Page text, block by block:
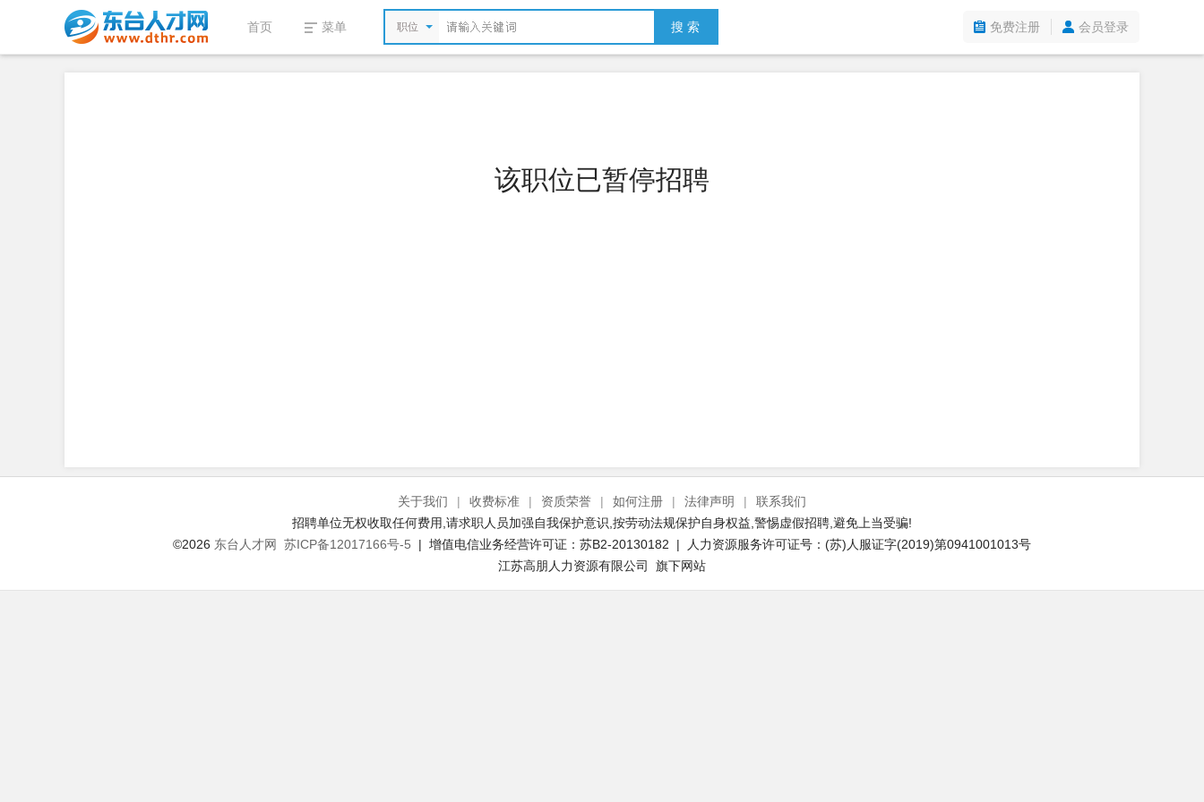
首页 菜单 职位 搜 索 免费注册 会员登录
该职位已暂停招聘
关于我们 | 收费标准 | 资质荣誉 | 如何注册 | 法律声明 |
联系我们
招聘单位无权收取任何费用,请求职人员加强自我保护意识,按劳动法规保护自身权益,警惕虚假招聘,避免上当受骗!
©2026 东台人才网 苏ICP备12017166号-5 | 增值电信业务经营许可证：苏B2-20130182 | 人力资源服务许可证号：(苏)人服证字(2019)第0941001013号
江苏高朋人力资源有限公司 旗下网站